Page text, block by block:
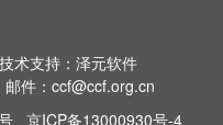
术支持：泽元软件
件：ccf@ccf.org.cn
京ICP备13000930号-4